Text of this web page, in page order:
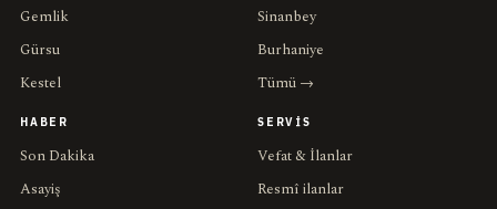
Gemlik
Gürsu
Kestel
Sinanbey
Burhaniye
Tümü →
HABER
Son Dakika
Asayiş
SERVIS
Vefat & İlanlar
Resmî ilanlar